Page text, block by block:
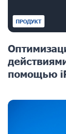
ПРОДУКТ
помощью